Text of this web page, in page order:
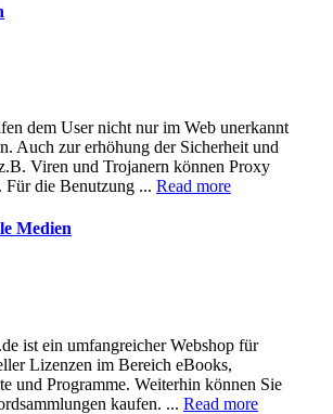
dem User nicht nur im Web unerkannt
Auch zur erhöhung der Sicherheit und
Viren und Trojanern können Proxy
Für die Benutzung ... Read more
Medien
ist ein umfangreicher Webshop für
Lizenzen im Bereich eBooks,
und Programme. Weiterhin können Sie
kaufen. ... Read more